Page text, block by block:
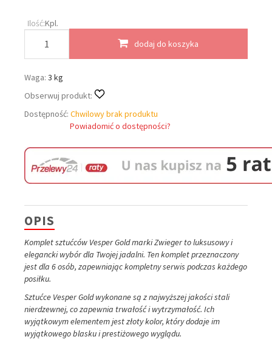
Ilość:Kpl.
dodaj do koszyka
Waga: 3 kg
Obserwuj produkt:
Dostępność: Chwilowy brak produktu
Powiadomić o dostępności?
OPIS
Komplet sztućców Vesper Gold marki Zwieger to luksusowy i
elegancki wybór dla Twojej jadalni. Ten komplet przeznaczony
jest dla 6 osób, zapewniając kompletny serwis podczas każdego
posiłku.
Sztućce Vesper Gold wykonane są z najwyższej jakości stali
nierdzewnej, co zapewnia trwałość i wytrzymałość. Ich
wyjątkowym elementem jest złoty kolor, który dodaje im
wyjątkowego blasku i prestiżowego wyglądu.